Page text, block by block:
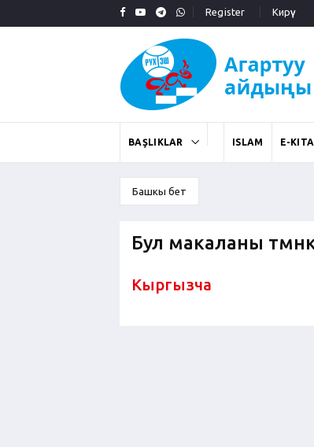
Register Кирүү
BAŞLIKLAR ISLAM E-
Башкы бет
Бул макаланы
Кыргызча